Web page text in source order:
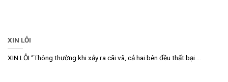
XIN LỖI
XIN LỖI “Thông thường khi xảy ra cãi vã, cả hai bên đều thất bại ...